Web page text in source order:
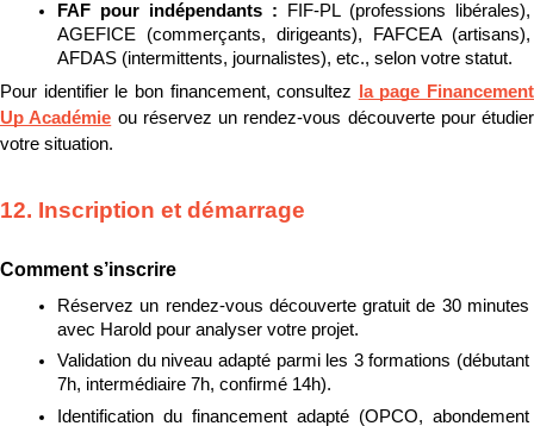
FAF pour indépendants :
FIF-PL (professions libérales),
AGEFICE (commerçants, dirigeants), FAFCEA (artisans),
AFDAS (intermittents, journalistes), etc., selon votre statut.
Pour identifier le bon financement, consultez
la page Financement
Up Académie ou réservez un rendez-vous découverte pour étudier
votre situation.
12. Inscription et démarrage
Comment s’inscrire
Réservez un rendez-vous découverte gratuit de 30 minutes
avec Harold pour analyser votre projet.
Validation du niveau adapté parmi les 3 formations (débutant
7h, intermédiaire 7h, confirmé 14h).
Identification du financement adapté (OPCO, abondement